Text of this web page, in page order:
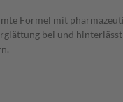
Formel mit
bei und